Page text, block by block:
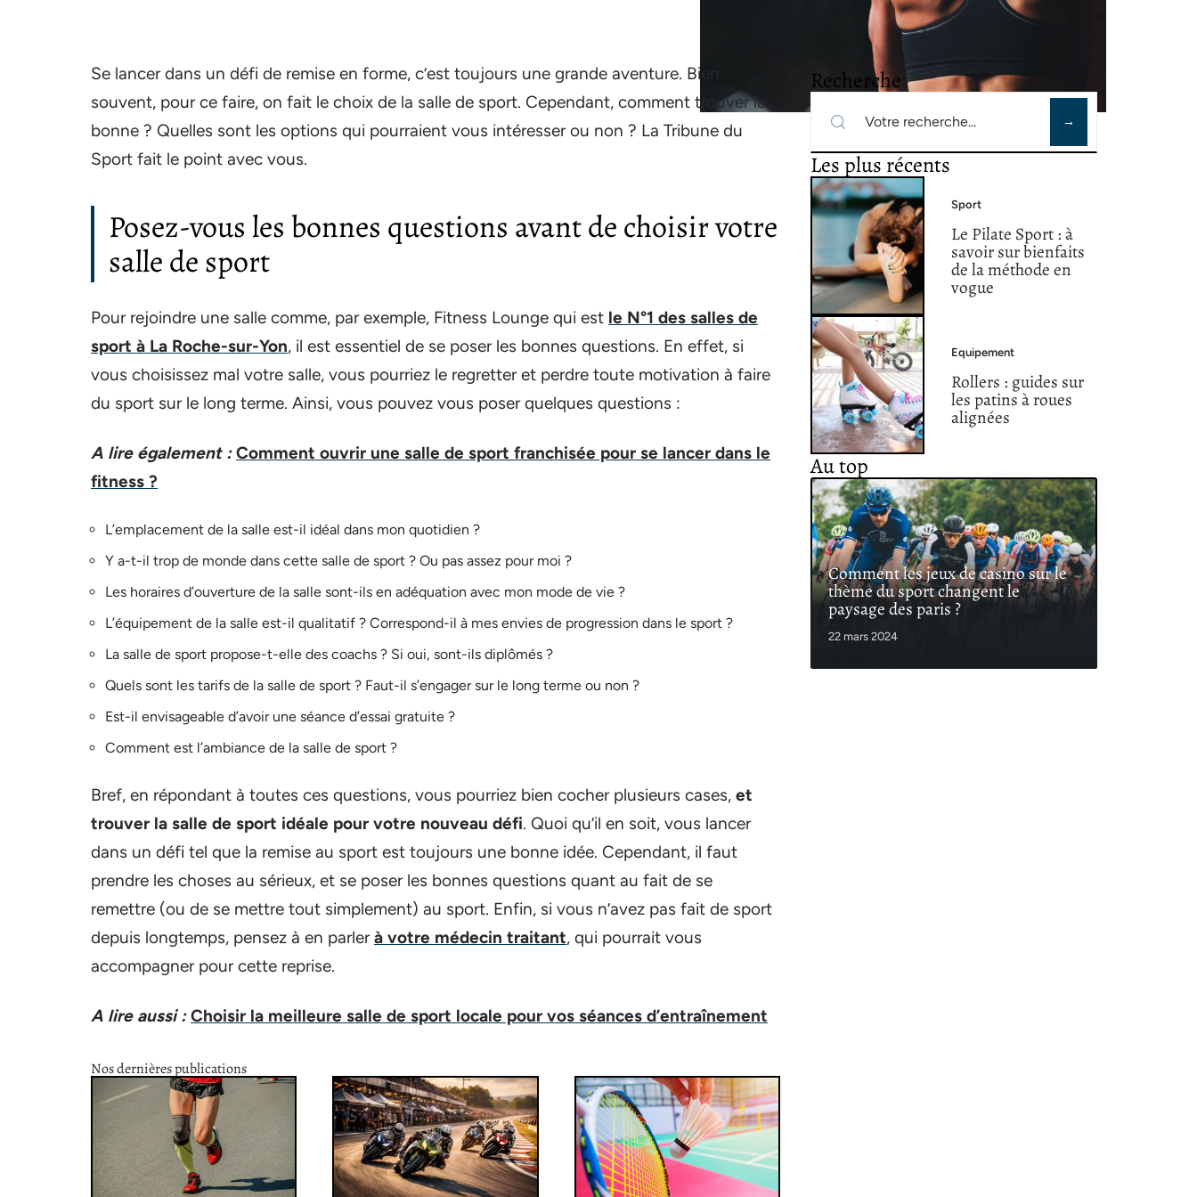
Se lancer dans un défi de remise en forme, c’est toujours une grande aventure. Bien
souvent, pour ce faire, on fait le choix de la salle de sport. Cependant, comment trouver la
bonne ? Quelles sont les options qui pourraient vous intéresser ou non ? La Tribune du
Sport fait le point avec vous.
Posez-vous les bonnes questions avant de choisir votre
salle de sport
Pour rejoindre une salle comme, par exemple, Fitness Lounge qui est le N°1 des salles de
sport à La Roche-sur-Yon, il est essentiel de se poser les bonnes questions. En effet, si
vous choisissez mal votre salle, vous pourriez le regretter et perdre toute motivation à faire
du sport sur le long terme. Ainsi, vous pouvez vous poser quelques questions :
A lire également : Comment ouvrir une salle de sport franchisée pour se lancer dans le
fitness ?
L’emplacement de la salle est-il idéal dans mon quotidien ?
Y a-t-il trop de monde dans cette salle de sport ? Ou pas assez pour moi ?
Les horaires d’ouverture de la salle sont-ils en adéquation avec mon mode de vie ?
L’équipement de la salle est-il qualitatif ? Correspond-il à mes envies de progression dans le sport ?
La salle de sport propose-t-elle des coachs ? Si oui, sont-ils diplômés ?
Quels sont les tarifs de la salle de sport ? Faut-il s’engager sur le long terme ou non ?
Est-il envisageable d’avoir une séance d’essai gratuite ?
Comment est l’ambiance de la salle de sport ?
Bref, en répondant à toutes ces questions, vous pourriez bien cocher plusieurs cases, et
trouver la salle de sport idéale pour votre nouveau défi. Quoi qu’il en soit, vous lancer
dans un défi tel que la remise au sport est toujours une bonne idée. Cependant, il faut
prendre les choses au sérieux, et se poser les bonnes questions quant au fait de se
remettre (ou de se mettre tout simplement) au sport. Enfin, si vous n’avez pas fait de sport
depuis longtemps, pensez à en parlerà votre médecin traitant, qui pourrait vous
accompagner pour cette reprise.
A lire aussi : Choisir la meilleure salle de sport locale pour vos séances d’entraînement
Nos dernières publications
Recherche
Les plus récents
Sport
Le Pilate Sport : à
savoir sur bienfaits
de la méthode en
vogue
Equipement
Rollers : guides sur
les patins à roues
alignées
Au top
Comment les jeux de casino sur le
thème du sport changent le
paysage des paris ?
22 mars 2024